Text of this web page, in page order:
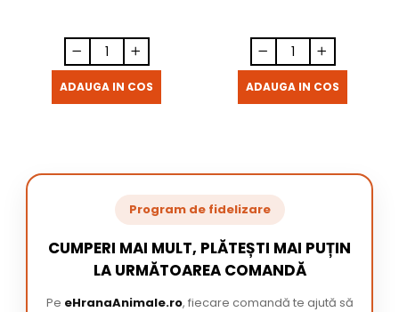
ADAUGA IN COS ADAUGA IN COS
Program de fidelizare
CUMPERI MAI MULT, PLĂTEȘTI MAI PUȚIN
LA URMĂTOAREA COMANDĂ
Pe eHranaAnimale.ro, fiecare comandă te ajută să